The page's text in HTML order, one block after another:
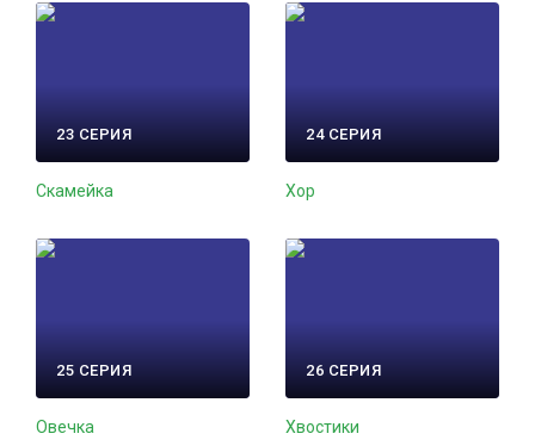
23 СЕРИЯ
Скамейка
24 СЕРИЯ
Хор
25 СЕРИЯ
Овечка
26 СЕРИЯ
Хвостики